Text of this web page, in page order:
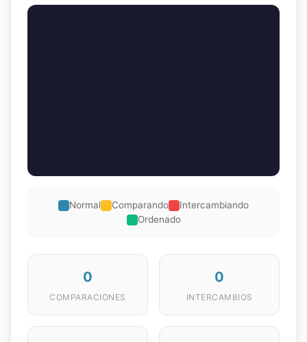
Normal Comparando
Intercambiando
Ordenado
0
COMPARACIONES
0
INTERCAMBIOS